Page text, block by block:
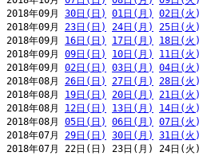
2018年09月 30日(日) 01日(月) 02日(火)
2018年09月 23日(日) 24日(月) 25日(火)
2018年09月 16日(日) 17日(月) 18日(火)
2018年09月 09日(日) 10日(月) 11日(火)
2018年09月 02日(日) 03日(月) 04日(火)
2018年08月 26日(日) 27日(月) 28日(火)
2018年08月 19日(日) 20日(月) 21日(火)
2018年08月 12日(日) 13日(月) 14日(火)
2018年08月 05日(日) 06日(月) 07日(火)
2018年07月 29日(日) 30日(月) 31日(火)
2018年07月 22日(日) 23日(月) 24日(